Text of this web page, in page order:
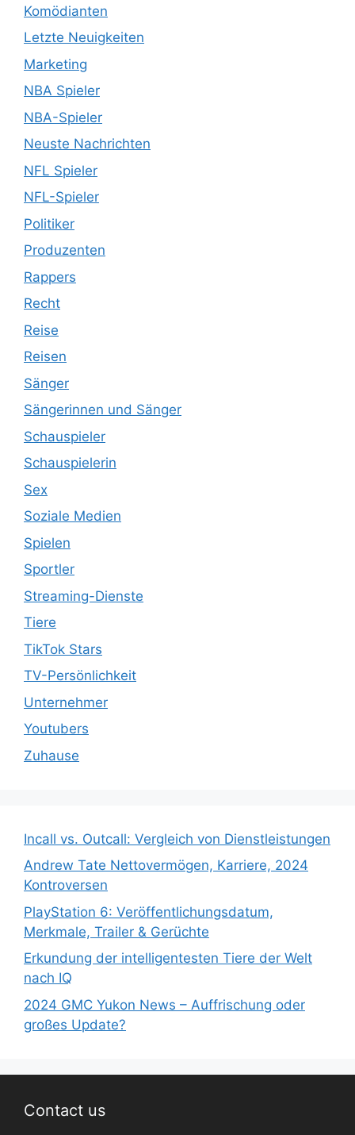
Komödianten
Letzte Neuigkeiten
Marketing
NBA Spieler
NBA-Spieler
Neuste Nachrichten
NFL Spieler
NFL-Spieler
Politiker
Produzenten
Rappers
Recht
Reise
Reisen
Sänger
Sängerinnen und Sänger
Schauspieler
Schauspielerin
Sex
Soziale Medien
Spielen
Sportler
Streaming-Dienste
Tiere
TikTok Stars
TV-Persönlichkeit
Unternehmer
Youtubers
Zuhause
Incall vs. Outcall: Vergleich von Dienstleistungen
Andrew Tate Nettovermögen, Karriere, 2024
Kontroversen
PlayStation 6: Veröffentlichungsdatum,
Merkmale, Trailer & Gerüchte
Erkundung der intelligentesten Tiere der Welt
nach IQ
2024 GMC Yukon News – Auffrischung oder
großes Update?
Contact us